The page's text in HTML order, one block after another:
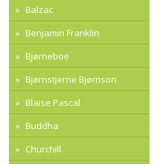
Balzac
Benjamin Franklin
Bjørneboe
Bjørnstjerne Bjørnson
Blaise Pascal
Buddha
Churchill